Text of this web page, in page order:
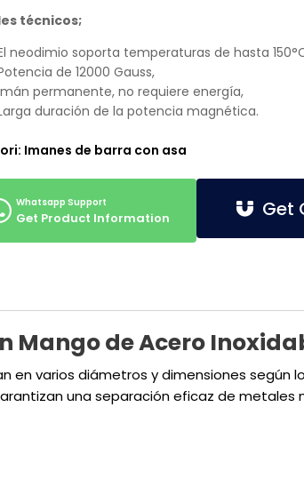
técnicos;
neodimio soporta temperaturas de hasta
de 12000 Gauss,
permanente, no requiere energía,
duración de la potencia magnética.
Imanes de barra con asa
Get Product Information Get
Mango de Acero
varios diámetros y dimensiones según
una separación eficaz de metales